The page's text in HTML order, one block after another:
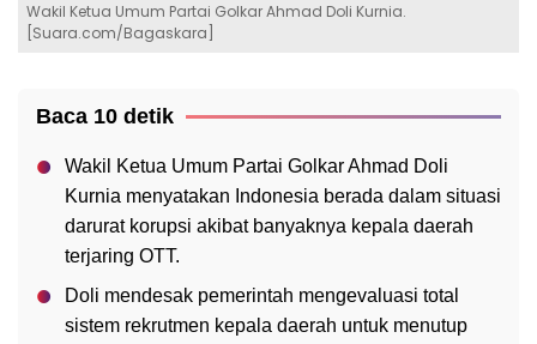
Wakil Ketua Umum Partai Golkar Ahmad Doli Kurnia.
[Suara.com/Bagaskara]
Baca 10 detik
Wakil Ketua Umum Partai Golkar Ahmad Doli
Kurnia menyatakan Indonesia berada dalam situasi
darurat korupsi akibat banyaknya kepala daerah
terjaring OTT.
Doli mendesak pemerintah mengevaluasi total
sistem rekrutmen kepala daerah untuk menutup